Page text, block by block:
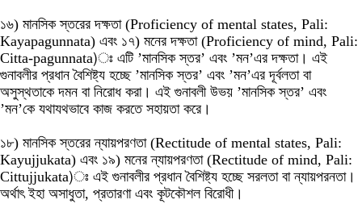
১৬) মানসিক স্তরের দক্ষতা (Proficiency of mental states, Pali:
Kayapagunnata) এবং ১৭) মনের দক্ষতা (Proficiency of mind, Pali:
Citta-pagunnata)ঃ এটি ’মানসিক স্তর’ এবং ’মন’এর দক্ষতা। এই
গুনাবলীর প্রধান বৈশিষ্ট্য হচ্ছে ’মানসিক স্তর’ এবং ’মন’এর দূর্বলতা বা
অসুস্থতাকে দমন বা নিরোধ করা। এই গুনাবলী উভয় ’মানসিক স্তর’ এবং
’মন’কে যথাযথভাবে কাজ করতে সহায়তা করে।
১৮) মানসিক স্তরের ন্যায়পরণতা (Rectitude of mental states, Pali:
Kayujjukata) এবং ১৯) মনের ন্যায়পরণতা (Rectitude of mind, Pali:
Cittujjukata)ঃ এই গুনাবলীর প্রধান বৈশিষ্ট্য হচ্ছে সরলতা বা ন্যায়পরনতা।
অর্থাৎ ইহা অসাধুতা, প্রতারণা এবং কূটকৌশল বিরোধী।